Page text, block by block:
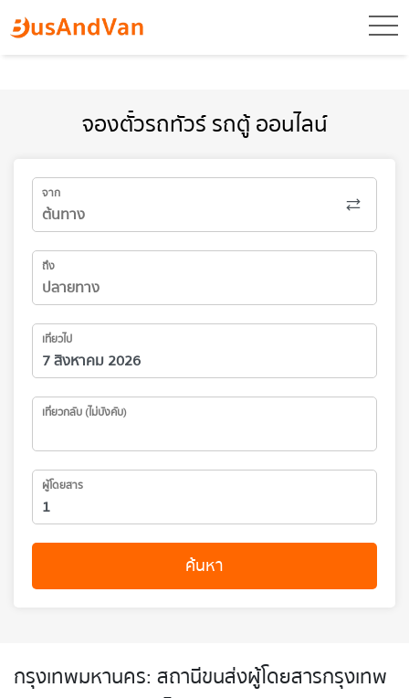
จองตั๋วรถทัวร์ รถตู้ ออนไลน์
จาก
ถึง
เที่ยวไป
เที่ยวกลับ (ไม่บังคับ)
ผู้โดยสาร
ค้นหา
กรุงเทพมหานคร: สถานีขนส่งผู้โดยสารกรุงเทพ